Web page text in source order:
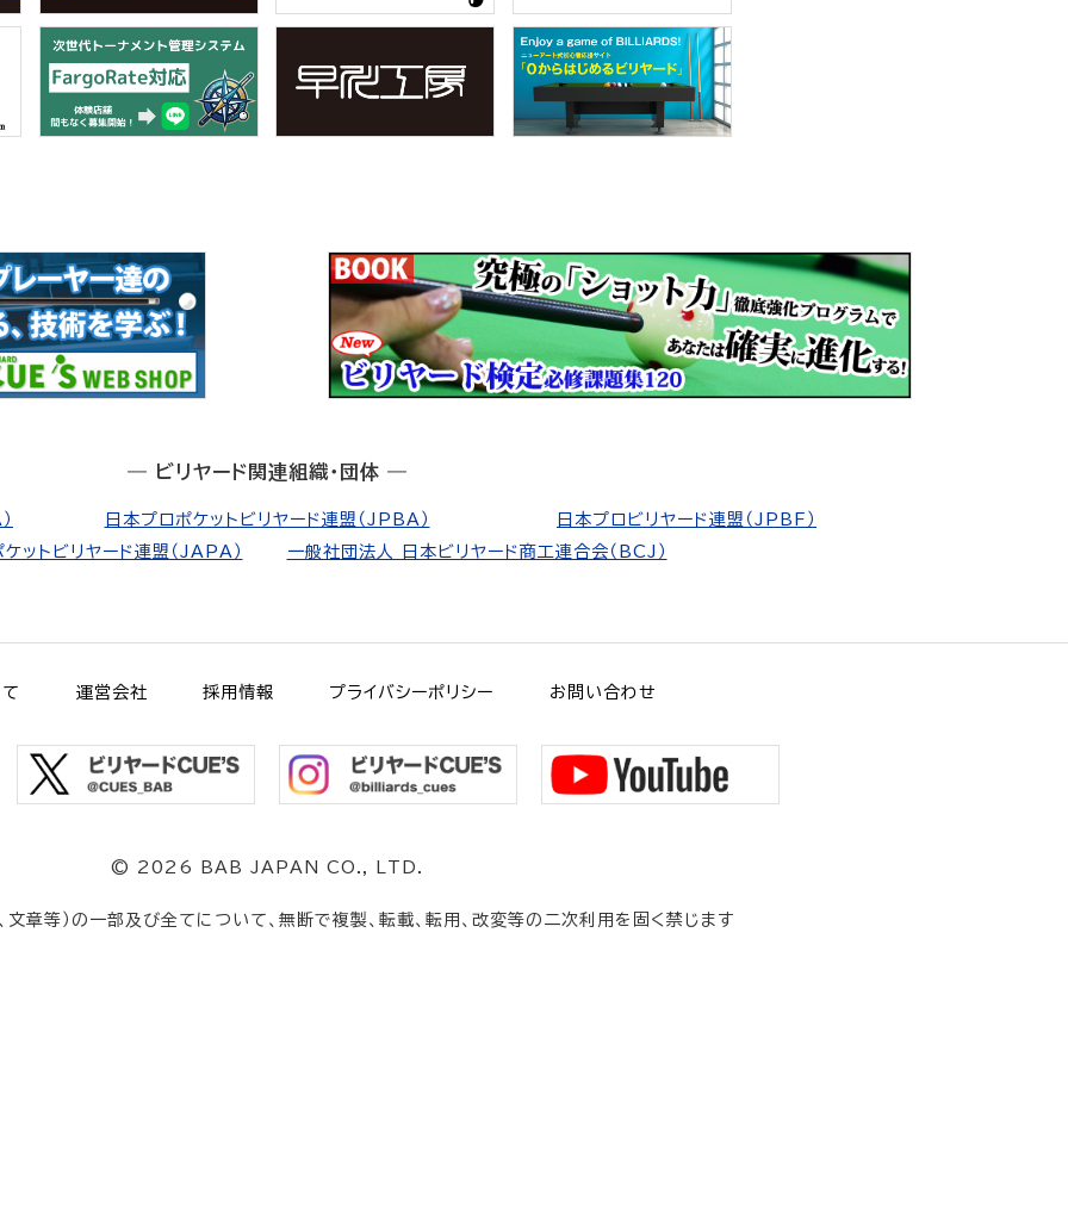
― ビリヤード関連組織・団体 ―
日本プロポケットビリヤード連盟（JPBA）
日本プロビリヤード連盟（JPBF）
ットビリヤード連盟（JAPA）
一般社団法人 日本ビリヤード商工連合会（BCJ）
運営会社 採用情報 プライバシーポリシー お問い合わせ
© 2026 BAB JAPAN CO., LTD.
文章等）の一部及び全てについて、無断で複製、転載、転用、改変等の二次利用を固く禁じます